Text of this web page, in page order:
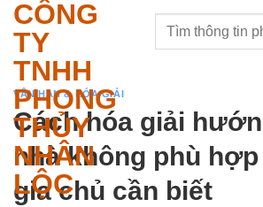
Skip
content
CÔNG
TY
TNHH
PHONG
THỦY
NHÂN
LỘC
VẬN HẠN & HÓA GIẢI
Cách hóa giải
nhà không phù
gia chủ cần biết